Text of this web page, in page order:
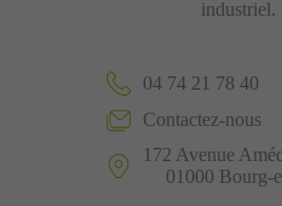
industriel.
04 74 21 78 40
Contactez-nous
172 Avenue
01000 Bourg-